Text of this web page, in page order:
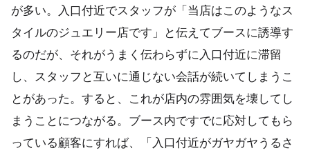
が多い。入口付近でスタッフが「当店はこのようなス
タイルのジュエリー店です」と伝えてブースに誘導す
るのだが、それがうまく伝わらずに入口付近に滞留
し、スタッフと互いに通じない会話が続いてしまうこ
とがあった。すると、これが店内の雰囲気を壊してし
まうことにつながる。ブース内ですでに応対してもら
っている顧客にすれば、「入口付近がガヤガヤうるさ